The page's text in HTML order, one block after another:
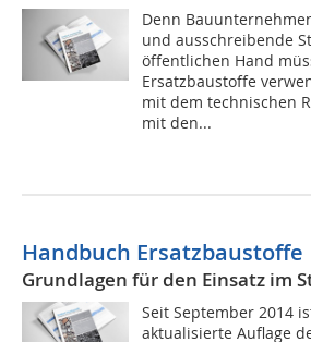
Denn
und ausschreibende
öffentlichen Hand
Ersatzbaustoffe
mit dem technischen
mit den...
Handbuch Ersatzbaustoffe
Grundlagen für den Einsatz im
Seit September 2014
aktualisierte Auflage